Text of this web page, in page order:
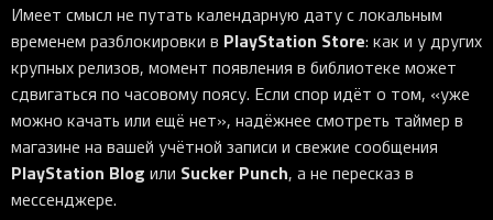
Имеет смысл не путать календарную дату с локальным
временем разблокировки в PlayStation Store: как и у других
крупных релизов, момент появления в библиотеке может
сдвигаться по часовому поясу. Если спор идёт о том, «уже
можно качать или ещё нет», надёжнее смотреть таймер в
магазине на вашей учётной записи и свежие сообщения
PlayStation Blog или Sucker Punch, а не пересказ в
мессенджере.